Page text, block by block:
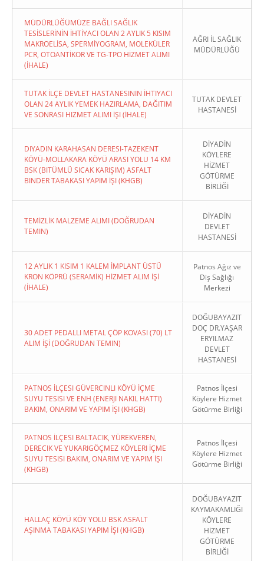
MÜDÜRLÜĞÜMÜZE BAĞLI SAĞLIK
TESİSLERİNİN İHTİYACI OLAN 2 AYLIK 5 KISIM
MAKROELİSA, SPERMİYOGRAM, MOLEKÜLER
PCR, OTOANTİKOR VE TG-TPO HİZMET ALIMI
(İHALE)
AĞRI İL SAĞLIK
MÜDÜRLÜĞÜ
TUTAK İLÇE DEVLET HASTANESININ İHTIYACI
OLAN 24 AYLIK YEMEK HAZIRLAMA, DAĞITIM
VE SONRASI HIZMET ALIMI İŞI (İHALE)
TUTAK DEVLET
HASTANESİ
DIYADIN KARAHASAN DERESI-TAZEKENT
KÖYÜ-MOLLAKARA KÖYÜ ARASI YOLU 14 KM
BSK (BITÜMLÜ SICAK KARIŞIM) ASFALT
BINDER TABAKASI YAPIM İŞI (KHGB)
DİYADİN
KÖYLERE
HİZMET
GÖTÜRME
BİRLİĞİ
TEMİZLİK MALZEME ALIMI (DOĞRUDAN
TEMIN)
DİYADİN
DEVLET
HASTANESİ
12 AYLIK 1 KISIM 1 KALEM İMPLANT ÜSTÜ
KRON KÖPRÜ (SERAMİK) HİZMET ALIM İŞİ
(İHALE)
Patnos Ağız ve
Diş Sağlığı
Merkezi
30 ADET PEDALLI METAL ÇÖP KOVASI (70) LT
ALIM İŞİ (DOĞRUDAN TEMIN)
DOĞUBAYAZIT
DOÇ DR.YAŞAR
ERYILMAZ
DEVLET
HASTANESİ
PATNOS İLÇESI GÜVERCINLI KÖYÜ İÇME
SUYU TESISI VE ENH (ENERJI NAKIL HATTI)
BAKIM, ONARIM VE YAPIM İŞI (KHGB)
Patnos İlçesi
Köylere Hizmet
Götürme Birliği
PATNOS İLÇESI BALTACIK, YÜREKVEREN,
DERECIK VE YUKARIGÖÇMEZ KÖYLERI İÇME
SUYU TESISI BAKIM, ONARIM VE YAPIM İŞI
(KHGB)
Patnos İlçesi
Köylere Hizmet
Götürme Birliği
HALLAÇ KÖYÜ KÖY YOLU BSK ASFALT
AŞINMA TABAKASI YAPIM İŞI (KHGB)
DOĞUBAYAZIT
KAYMAKAMLIĞI
KÖYLERE
HİZMET
GÖTÜRME
BİRLİĞİ